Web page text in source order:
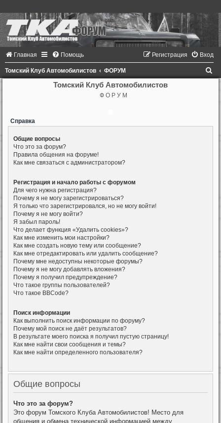
Главная Помощь Вход
Регистрация
Томский Клуб Автомобилистов ФОРУМ
Томский Клуб Автомобилистов
Ф О Р У М
Справка
Общие вопросы
Что это за форум?
Правила общения на форуме!
Как мне связаться с администратором?
Регистрация и начало работы с форумом
Для чего нужна регистрация?
Почему я не могу зарегистрироваться?
Я только что зарегистрировался, но не могу войти!
Почему я не могу войти?
Я забыл пароль!
Что делает функция «Удалить cookies»?
Как мне изменить мои настройки?
Как мне создать новую тему или сообщение?
Как мне отредактировать или удалить сообщение?
Почему мне недоступны некоторые форумы?
Почему я не могу добавлять вложения?
Почему я получил предупреждение?
Что такое группы пользователей?
Что такое BBCode?
Поиск информации
Как выполнить поиск информации по форуму?
Почему мой поиск не даёт результатов?
В результате моего поиска я получил пустую страницу!
Как мне найти свои сообщения и темы?
Как мне найти определенного пользователя?
Общие вопросы
Что это за форум?
Это форум Томского Клуба Автомобилистов! Место для
общения и обмена технической информацией между